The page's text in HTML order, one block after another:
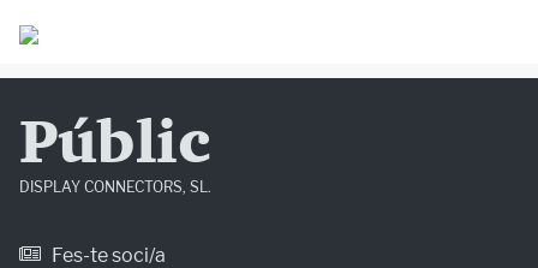
Públic
DISPLAY CONNECTORS, SL.
Fes-te soci/a